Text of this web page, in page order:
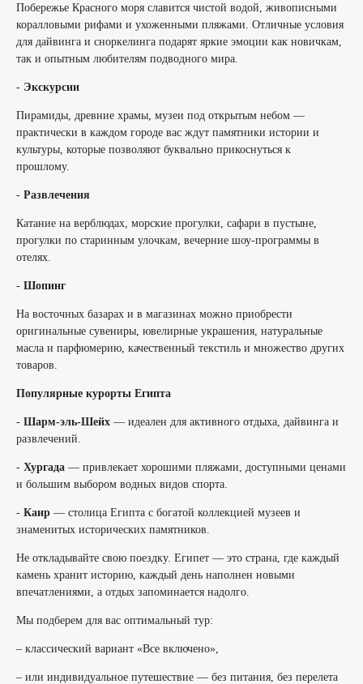
Побережье Красного моря славится чистой водой, живописными
коралловыми рифами и ухоженными пляжами. Отличные условия
для дайвинга и сноркелинга подарят яркие эмоции как новичкам,
так и опытным любителям подводного мира.
- Экскурсии
Пирамиды, древние храмы, музеи под открытым небом —
практически в каждом городе вас ждут памятники истории и
культуры, которые позволяют буквально прикоснуться к
прошлому.
- Развлечения
Катание на верблюдах, морские прогулки, сафари в пустыне,
прогулки по старинным улочкам, вечерние шоу-программы в
отелях.
- Шопинг
На восточных базарах и в магазинах можно приобрести
оригинальные сувениры, ювелирные украшения, натуральные
масла и парфюмерию, качественный текстиль и множество других
товаров.
Популярные курорты Египта
- Шарм-эль-Шейх — идеален для активного отдыха, дайвинга и
развлечений.
- Хургада — привлекает хорошими пляжами, доступными ценами
и большим выбором водных видов спорта.
- Каир — столица Египта с богатой коллекцией музеев и
знаменитых исторических памятников.
Не откладывайте свою поездку. Египет — это страна, где каждый
камень хранит историю, каждый день наполнен новыми
впечатлениями, а отдых запоминается надолго.
Мы подберем для вас оптимальный тур:
– классический вариант «Все включено»,
– или индивидуальное путешествие — без питания, без перелета